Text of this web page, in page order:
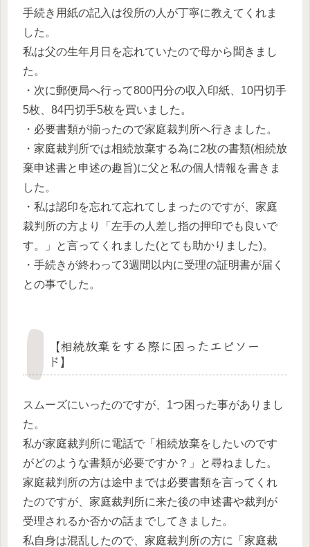
手続き用紙の記入は役所の人が丁寧に教えてくれま
した。
私は父の生年月日を忘れていたので母から聞きまし
た。
・次に郵便局へ行って800円分の収入印紙、10円切手
5枚、84円切手5枚を買いました。
・必要書類が揃ったので家庭裁判所へ行きました。
・家庭裁判所では相続放棄する為に2枚の書類(相続放
棄申述書と申述の趣旨)に父と私の個人情報を書きま
した。
・私は認印を忘れて忘れてしまったのですが、家庭
裁判所の方より「左手の人差し指の押印でも良いで
す。」と言ってくれました(とても助かりました)。
・手続きが終わって3週間以内に受理の証明書が届く
との事でした。
【相続放棄をする際に困ったエピソー
ド】
スムーズにいったのですが、1つ困った事がありまし
た。
私が家庭裁判所に電話で「相続放棄をしたいのです
がどのような書類が必要ですか？」と尋ねました。
家庭裁判所の方は途中までは必要書類を言ってくれ
たのですが、家庭裁判所に来た後の申述書や裁判が
受理されるか否かの話までしてきました。
私自身は混乱したので、家庭裁判所の方に「家庭裁